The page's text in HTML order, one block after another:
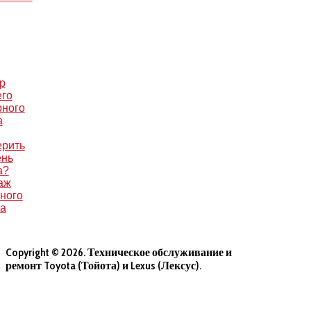
Copyright © 2026. Техническое обслуживание и
ремонт Toyota (Тойота) и Lexus (Лексус).